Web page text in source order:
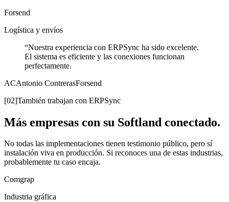
Forsend
Logística y envíos
“Nuestra experiencia con ERPSync ha sido excelente.
El sistema es eficiente y las conexiones funcionan
perfectamente.
ACAntonio ContrerasForsend
[02]También trabajan con ERPSync
Más empresas con su Softland conectado.
No todas las implementaciones tienen testimonio público, pero sí
instalación viva en producción. Si reconoces una de estas industrias,
probablemente tu caso encaja.
Comgrap
Industria gráfica